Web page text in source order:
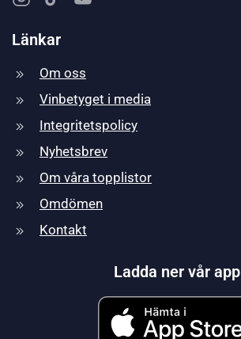
Länkar
Om oss
Vinbetyget i media
Integritetspolicy
Nyhetsbrev
Om våra topplistor
Omdömen
Kontakt
Ladda ner vår app